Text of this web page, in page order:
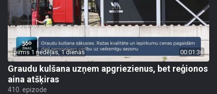
pirms 1 nedēļas, 1 dienas 00:01:36
Graudu kulšana uzņem apgriezienus, bet reģionos
aina atšķiras
410. epizode